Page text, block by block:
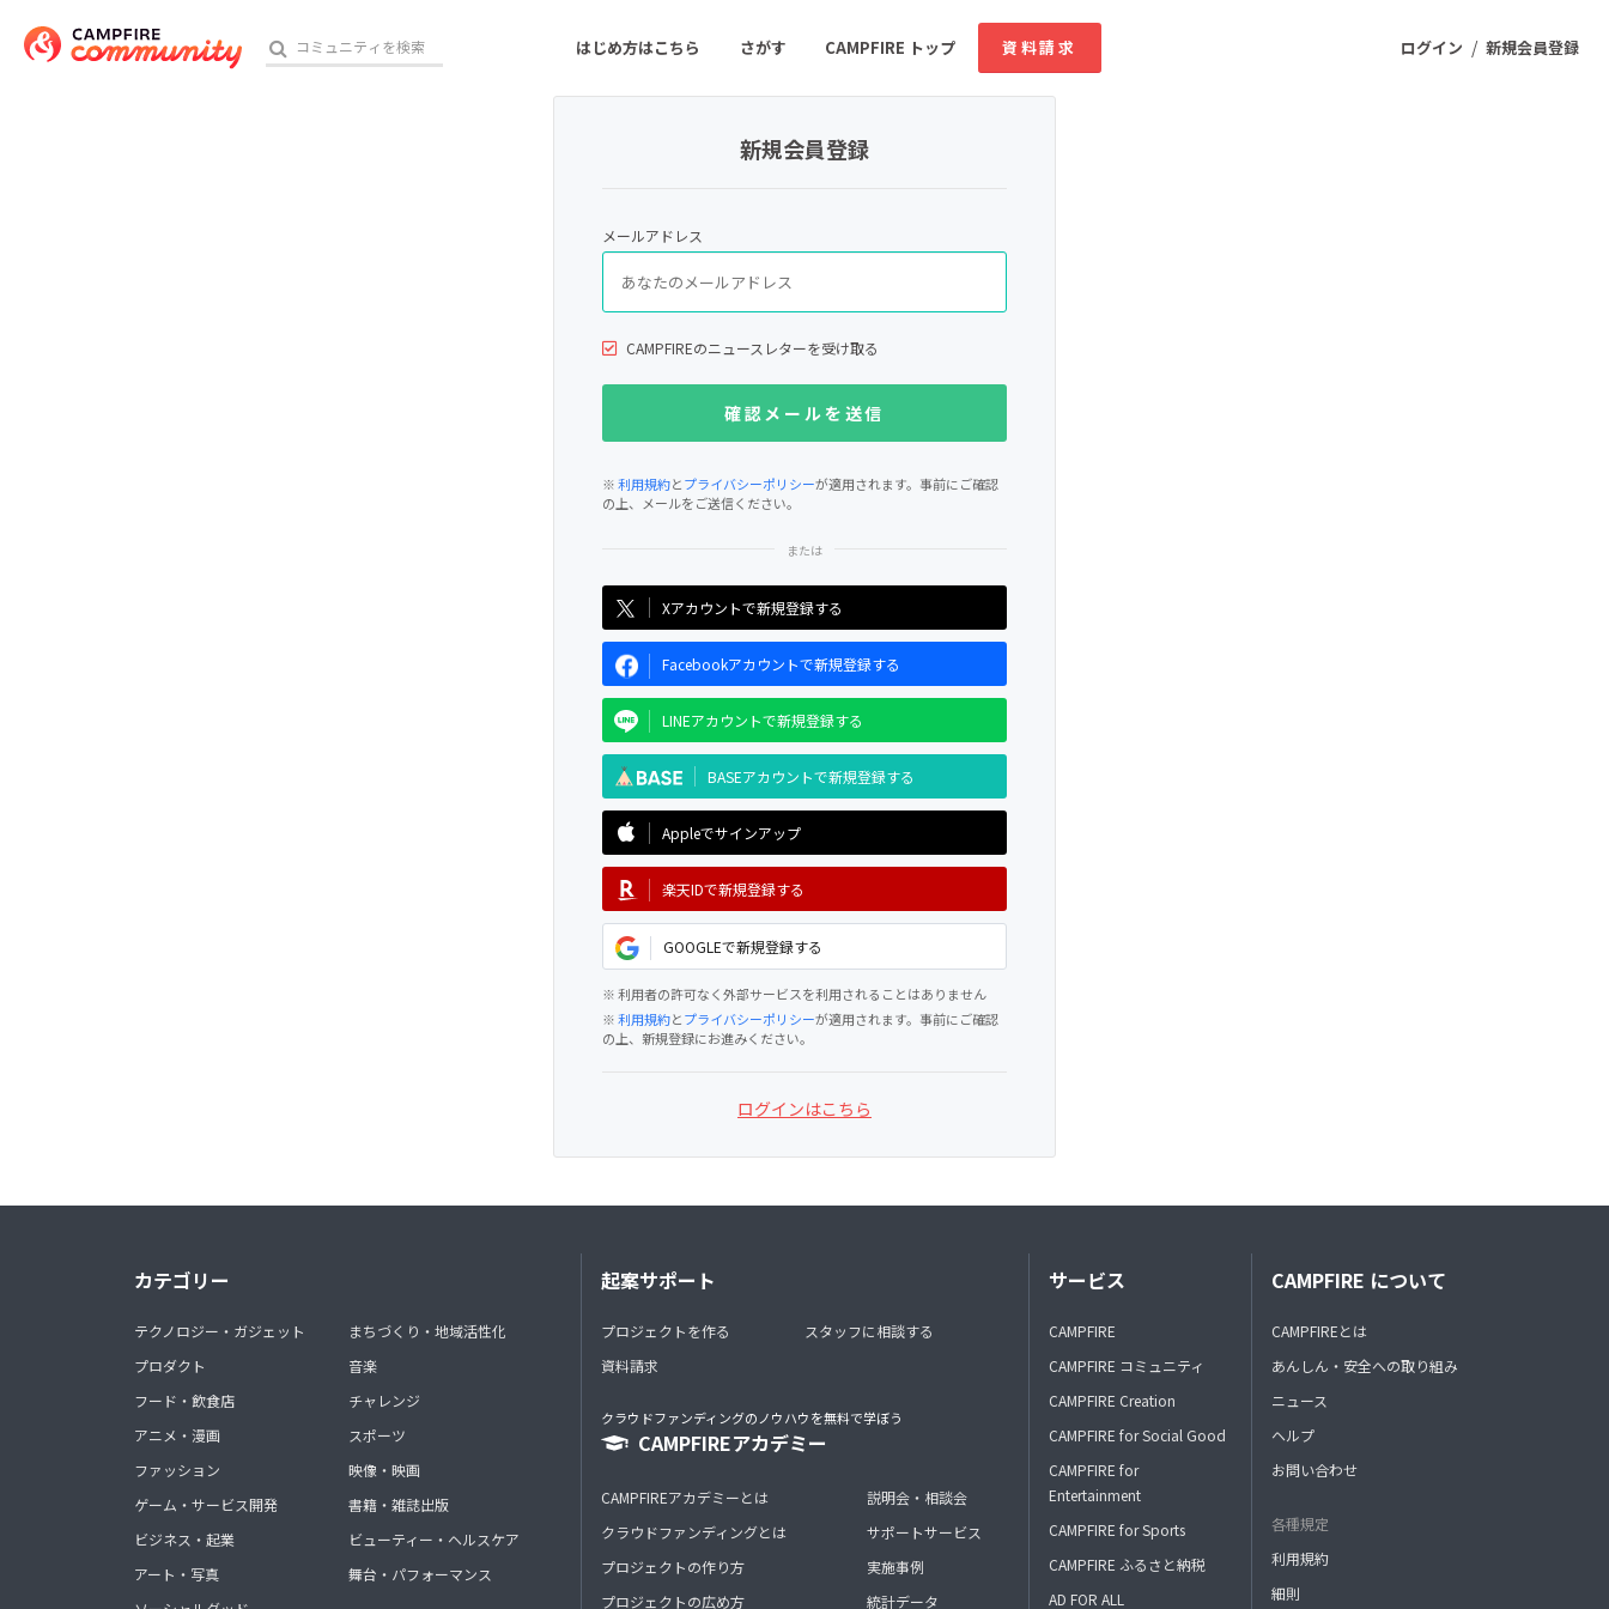
ログイン / 新規会員登録
はじめ方はこちら さがす CAMPFIRE トップ 資料請求
ゲーム・サービス開発
書籍・雑誌出版 アニメ・漫画
ソーシャルグッド ビューティー・ヘルスケア
新規会員登録
メールアドレス
CAMPFIREのニュースレターを受け取る
※利用規約とプライバシーポリシーが適用されます。事前にご確認
の上、メールをご送信ください。
Xアカウントで新規登録する
Facebookアカウントで新規登録する
LINEアカウントで新規登録する
BASEアカウントで新規登録する
Appleでサインアップ
楽天IDで新規登録する
GOOGLEで新規登録する
※ 利用者の許可なく外部サービスを利用されることはありません
※利用規約とプライバシーポリシーが適用されます。事前にご確認
の上、新規登録にお進みください。
ログインはこちら
カテゴリー
テクノロジー・ガジェット
プロダクト
フード・飲食店
アニメ・漫画
ファッション
ゲーム・サービス開発
ビジネス・起業
アート・写真
まちづくり・地域活性化
音楽
チャレンジ
スポーツ
映像・映画
書籍・雑誌出版
ビューティー・ヘルスケア
舞台・パフォーマンス
起案サポート
プロジェクトを作る
資料請求
スタッフに相談する
クラウドファンディングのノウハウを無料で学ぼう
CAMPFIREアカデミー
CAMPFIREアカデミーとは
クラウドファンディングとは
プロジェクトの作り方
プロジェクトの広め方
説明会・相談会
サポートサービス
実施事例
統計データ
サービス
CAMPFIRE
CAMPFIRE コミュニティ
CAMPFIRE Creation
CAMPFIRE for Social Good
CAMPFIRE for
Entertainment
CAMPFIRE for Sports
CAMPFIRE ふるさと納税
AD FOR ALL
CAMPFIRE について
CAMPFIREとは
あんしん・安全への取り組み
ニュース
ヘルプ
お問い合わせ
各種規定
利用規約
細則